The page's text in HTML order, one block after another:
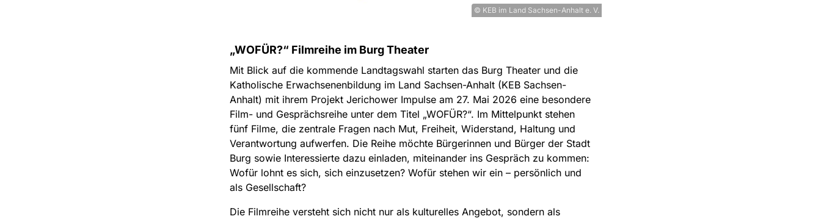
© KEB im Land Sachsen-Anhalt e. V.
„WOFÜR?“ Filmreihe im Burg Theater
Mit Blick auf die kommende Landtagswahl starten das Burg Theater und die
Katholische Erwachsenenbildung im Land Sachsen-Anhalt (KEB Sachsen-
Anhalt) mit ihrem Projekt Jerichower Impulse am 27. Mai 2026 eine besondere
Film- und Gesprächsreihe unter dem Titel „WOFÜR?“. Im Mittelpunkt stehen
fünf Filme, die zentrale Fragen nach Mut, Freiheit, Widerstand, Haltung und
Verantwortung aufwerfen. Die Reihe möchte Bürgerinnen und Bürger der Stadt
Burg sowie Interessierte dazu einladen, miteinander ins Gespräch zu kommen:
Wofür lohnt es sich, sich einzusetzen? Wofür stehen wir ein – persönlich und
als Gesellschaft?
Die Filmreihe versteht sich nicht nur als kulturelles Angebot, sondern als